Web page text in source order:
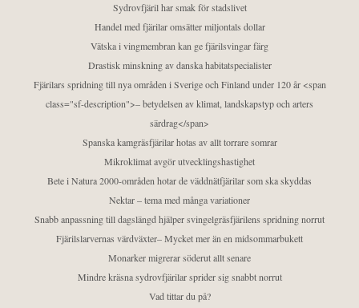
Sydrovfjäril har smak för stadslivet
Handel med fjärilar omsätter miljontals dollar
Vätska i vingmembran kan ge fjärilsvingar färg
Drastisk minskning av danska habitatspecialister
Fjärilars spridning till nya områden i Sverige och Finland under 120 år <span
class="sf-description">– betydelsen av klimat, landskapstyp och arters
särdrag</span>
Spanska kamgräsfjärilar hotas av allt torrare somrar
Mikroklimat avgör utvecklingshastighet
Bete i Natura 2000-områden hotar de väddnätfjärilar som ska skyddas
Nektar – tema med många variationer
Snabb anpassning till dagslängd hjälper svingelgräsfjärilens spridning norrut
Fjärilslarvernas värdväxter– Mycket mer än en midsommarbukett
Monarker migrerar söderut allt senare
Mindre kräsna sydrovfjärilar sprider sig snabbt norrut
Vad tittar du på?